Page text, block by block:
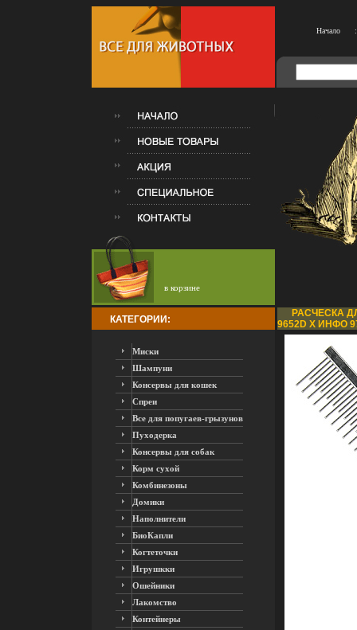
Начало
в корзине
КАТЕГОРИИ:
Миски
Шампуни
Консервы для кошек
Спреи
Все для попугаев-грызунов
Пуходерка
Консервы для собак
Корм сухой
Комбинезоны
Домики
Наполнители
БиоКапли
Когтеточки
Игрушкки
Ошейники
Лакомство
Контейнеры
РАСЧЕСКА
9652D X ИНФО